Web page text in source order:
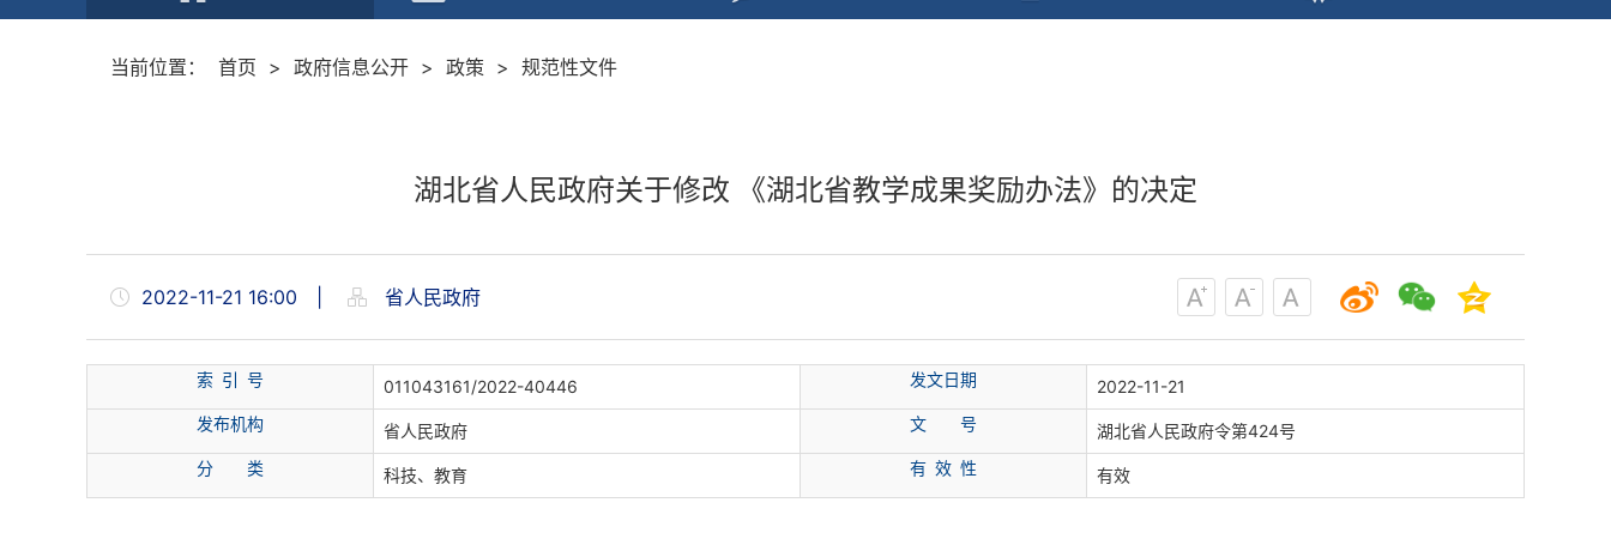
当前位置： 首页 > 政府信息公开 > 政策 > 规范性文件
湖北省人民政府关于修改 《湖北省教学成果奖励办法》的决定
2022-11-21 16:00 省人民政府
索 引 号 011043161/2022-40446 发文日期
2022-11-21
发布机构
省人民政府 文 号
湖北省人民政府令第424号
分
类 科技、教育 有 效 性 有效